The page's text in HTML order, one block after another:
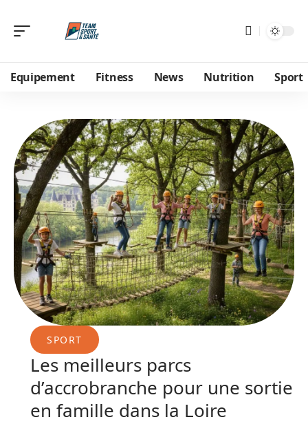
Equipement Fitness News Nutrition Sport
SPORT
Les meilleurs parcs
d’accrobranche pour une sortie
en famille dans la Loire